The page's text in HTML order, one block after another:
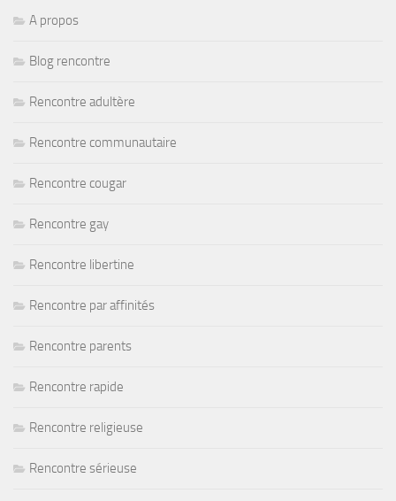
A propos
Blog rencontre
Rencontre adultère
Rencontre communautaire
Rencontre cougar
Rencontre gay
Rencontre libertine
Rencontre par affinités
Rencontre parents
Rencontre rapide
Rencontre religieuse
Rencontre sérieuse